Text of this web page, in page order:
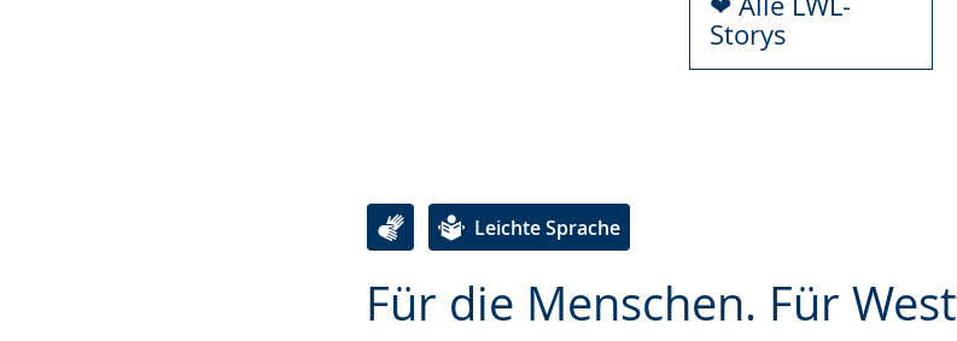
Storys
Für die Menschen. Für
Leichte Sprache
Zur
Leichten
Sprache
Aktiviere
Audio-
Unterstützung.
Ein
Video
in